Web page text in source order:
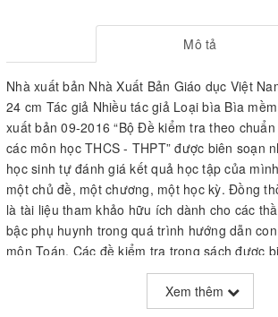
Mô tả
Nhà xuất bản Nhà Xuất Bản Giáo dục Việt
24 cm Tác giả Nhiều tác giả Loại bìa Bìa
xuất bản 09-2016 “Bộ Đề kiểm tra theo
các môn học THCS - THPT” được biên soạn
học sinh tự đánh giá kết quả học tập của
một chủ đề, một chương, một học kỳ. Đồng
là tài liệu tham khảo hữu ích dành cho các
bậc phụ huynh trong quá trình hướng dẫn
môn Toán. Các đề kiểm tra trong sách được
theo chuẩn kiến thức, kĩ năng môn Toán quy
trình giáo dục phổ thông và theo đúng tinh
“ma trận đề kiểm tra” khi thiết kế các đề kiểm
Xem thêm